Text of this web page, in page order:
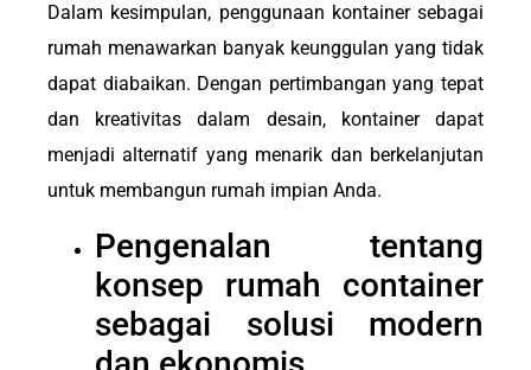
Dalam kesimpulan, penggunaan kontainer sebagai
rumah menawarkan banyak keunggulan yang tidak
dapat diabaikan. Dengan pertimbangan yang tepat
dan kreativitas dalam desain, kontainer dapat
menjadi alternatif yang menarik dan berkelanjutan
untuk membangun rumah impian Anda.
Pengenalan tentang
konsep rumah container
sebagai solusi modern